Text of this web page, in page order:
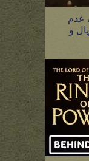
عدم
و